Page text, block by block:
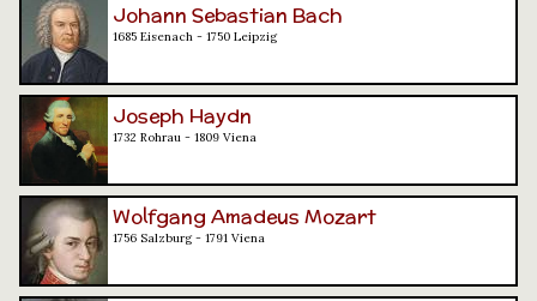
Johann Sebastian Bach
1685 Eisenach - 1750 Leipzig
Joseph Haydn
1732 Rohrau - 1809 Viena
Wolfgang Amadeus Mozart
1756 Salzburg - 1791 Viena